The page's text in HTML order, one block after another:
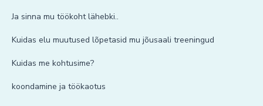
Ja sinna mu töökoht lähebki..
Kuidas elu muutused lõpetasid mu jõusaali treeningud
Kuidas me kohtusime?
koondamine ja töökaotus